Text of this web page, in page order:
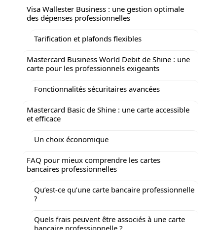
Visa Wallester Business : une gestion optimale
des dépenses professionnelles
Tarification et plafonds flexibles
Mastercard Business World Debit de Shine : une
carte pour les professionnels exigeants
Fonctionnalités sécuritaires avancées
Mastercard Basic de Shine : une carte accessible
et efficace
Un choix économique
FAQ pour mieux comprendre les cartes
bancaires professionnelles
Qu’est-ce qu’une carte bancaire professionnelle
?
Quels frais peuvent être associés à une carte
bancaire professionnelle ?